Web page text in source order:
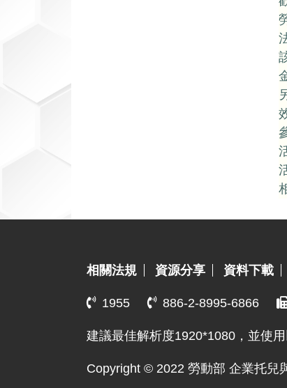
:::
相關法規 資源分享 資料下載
1955 886-2-8995-6866
建議最佳解析度1920*1080，並使
Copyright © 2022 勞動部 企業托兒